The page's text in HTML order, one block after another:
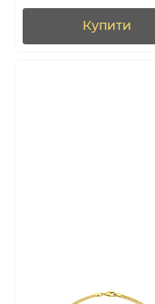
7507/2009жоб)
Купити